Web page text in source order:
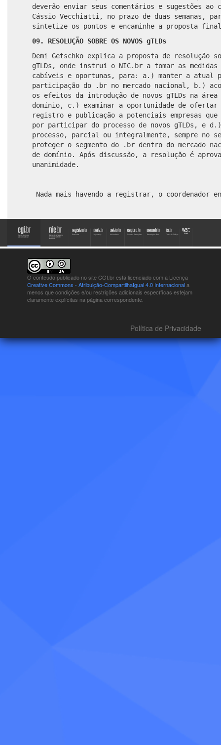
deverão enviar seus comentários e sugestões ao
Cássio Vecchiatti, no prazo de duas semanas,
sintetize os pontos e encaminhe a proposta
09. RESOLUÇÃO SOBRE OS NOVOS gTLDs
Demi Getschko explica a proposta de resolução
gTLDs, onde instrui o NIC.br a tomar as medidas
cabíveis e oportunas, para: a.) manter a atual
participação do .br no mercado nacional, b.)
os efeitos da introdução de novos gTLDs na área
domínio, c.) examinar a oportunidade de ofertar
registro e publicação a potenciais empresas que
por participar do processo de novos gTLDs, e
processo, parcial ou integralmente, sempre no
proteger o segmento do .br dentro do mercado
de domínio. Após discussão, a resolução é
unanimidade.
Nada mais havendo a registrar, o coordenador
O conteúdo publicado no site CGI.br está licenciado com a Licença
Creative Commons - Atribuição-CompartilhaIgual 4.0 Internacionala
menos que condições e/ou restrições adicionais específicas estejam
claramente explícitas na página correspondente.
Política de Privacidade